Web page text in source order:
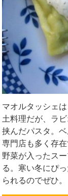
マオルタッシェ
土料理だが、ラ
挟んだパスタ。
専門店も多く存
野菜が入ったス
る。寒い冬にぴ
られるのでぜひ。